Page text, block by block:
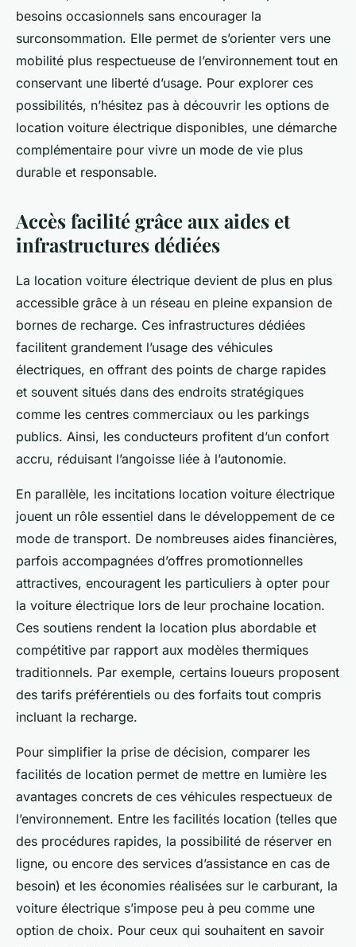
besoins occasionnels sans encourager la
surconsommation. Elle permet de s’orienter vers une
mobilité plus respectueuse de l’environnement tout en
conservant une liberté d’usage. Pour explorer ces
possibilités, n’hésitez pas à découvrir les options de
location voiture électrique disponibles, une démarche
complémentaire pour vivre un mode de vie plus
durable et responsable.
Accès facilité grâce aux aides et
infrastructures dédiées
La location voiture électrique devient de plus en plus
accessible grâce à un réseau en pleine expansion de
bornes de recharge. Ces infrastructures dédiées
facilitent grandement l’usage des véhicules
électriques, en offrant des points de charge rapides
et souvent situés dans des endroits stratégiques
comme les centres commerciaux ou les parkings
publics. Ainsi, les conducteurs profitent d’un confort
accru, réduisant l’angoisse liée à l’autonomie.
En parallèle, les incitations location voiture électrique
jouent un rôle essentiel dans le développement de ce
mode de transport. De nombreuses aides financières,
parfois accompagnées d’offres promotionnelles
attractives, encouragent les particuliers à opter pour
la voiture électrique lors de leur prochaine location.
Ces soutiens rendent la location plus abordable et
compétitive par rapport aux modèles thermiques
traditionnels. Par exemple, certains loueurs proposent
des tarifs préférentiels ou des forfaits tout compris
incluant la recharge.
Pour simplifier la prise de décision, comparer les
facilités de location permet de mettre en lumière les
avantages concrets de ces véhicules respectueux de
l’environnement. Entre les facilités location (telles que
des procédures rapides, la possibilité de réserver en
ligne, ou encore des services d’assistance en cas de
besoin) et les économies réalisées sur le carburant, la
voiture électrique s’impose peu à peu comme une
option de choix. Pour ceux qui souhaitent en savoir